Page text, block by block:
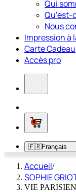
Qui
Qu’est-
Nous
Impression à
Carte Cadeau
Accès pro
0
🇫🇷Français
Accueil/
SOPHIE
VIE